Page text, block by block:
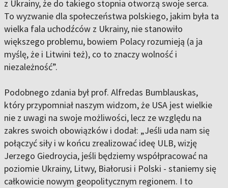
z Ukrainy, że do takiego stopnia otworzą swoje serca.
To wyzwanie dla społeczeństwa polskiego, jakim była ta
wielka fala uchodźców z Ukrainy, nie stanowiło
większego problemu, bowiem Polacy rozumieją (a ja
myślę, że i Litwini też), co to znaczy wolność i
niezależność”.
Podobnego zdania był prof. Alfredas Bumblauskas,
który przypomniał naszym widzom, że USA jest wielkie
nie z uwagi na swoje możliwości, lecz ze względu na
zakres swoich obowiązków i dodał: „Jeśli uda nam się
połączyć siły i w końcu zrealizować ideę ULB, wizję
Jerzego Giedroycia, jeśli będziemy współpracować na
poziomie Ukrainy, Litwy, Białorusi i Polski - staniemy się
całkowicie nowym geopolitycznym regionem. I to